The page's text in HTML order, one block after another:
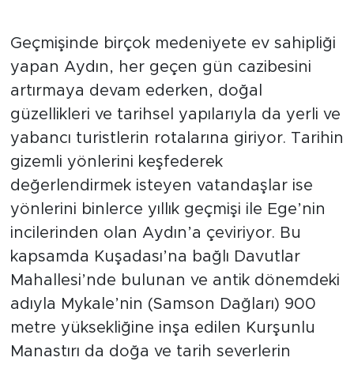
Geçmişinde birçok medeniyete ev sahipliği
yapan Aydın, her geçen gün cazibesini
artırmaya devam ederken, doğal
güzellikleri ve tarihsel yapılarıyla da yerli ve
yabancı turistlerin rotalarına giriyor. Tarihin
gizemli yönlerini keşfederek
değerlendirmek isteyen vatandaşlar ise
yönlerini binlerce yıllık geçmişi ile Ege’nin
incilerinden olan Aydın’a çeviriyor. Bu
kapsamda Kuşadası’na bağlı Davutlar
Mahallesi’nde bulunan ve antik dönemdeki
adıyla Mykale’nin (Samson Dağları) 900
metre yüksekliğine inşa edilen Kurşunlu
Manastırı da doğa ve tarih severlerin